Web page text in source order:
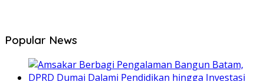
Popular News